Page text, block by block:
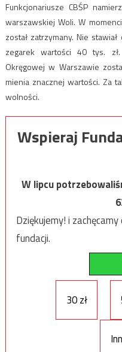
Funkcjonariusze CBŚP
warszawskiej Woli. W
został zatrzymany. Nie
zegarek wartości 40 tys.
Okręgowej w Warszawie
mienia znacznej wartości. Za
wolności.
Wspieraj
W lipcu
Dziękujemy! i
fundacji.
30 zł